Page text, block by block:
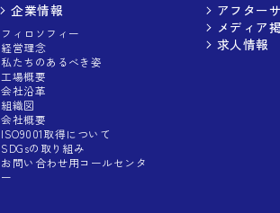
企業情報
フィロソフィー
経営理念
私たちのあるべき姿
工場概要
会社沿革
組織図
会社概要
ISO9001取得について
SDGsの取り組み
お問い合わせ用コールセンタ
ー
アフター
メディア
求人情報